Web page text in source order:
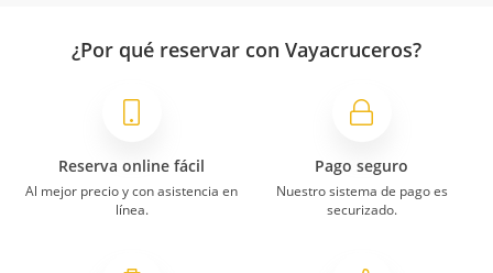
¿Por qué reservar con Vayacruceros?
Reserva online fácil
Al mejor precio y con asistencia en
línea.
Pago seguro
Nuestro sistema de pago es
securizado.